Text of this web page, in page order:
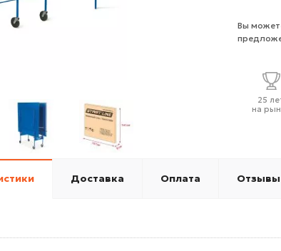
Вы
25
на
Доставка Оплата Отзывы